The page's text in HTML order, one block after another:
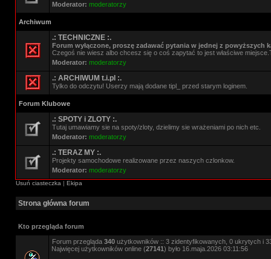
Moderator: moderatorzy
Archiwum
.: TECHNICZNE :.
Forum wyłączone, proszę zadawać pytania w jednej z powyższych
Czegoś nie wiesz albo chcesz się o coś zapytać to jest właściwe
Moderator: moderatorzy
.: ARCHIWUM t.i.pl :.
Tylko do odczytu! Userzy mają dodane tipl_ przed starym loginem.
Forum Klubowe
.: SPOTY i ZLOTY :.
Tutaj umawiamy sie na spoty/zloty, dzielimy sie wrażeniami po nich etc.
Moderator: moderatorzy
.: TERAZ MY :.
Projekty samochodowe realizowane przez naszych czlonkow.
Moderator: moderatorzy
Usuń ciasteczka | Ekipa
Strona główna forum
Kto przegląda forum
Forum przegląda 340 użytkowników :: 3 zidentyfikowanych, 0 ukrytych i
Najwięcej użytkowników online (27141) było 16.maja.2026 03:11:56